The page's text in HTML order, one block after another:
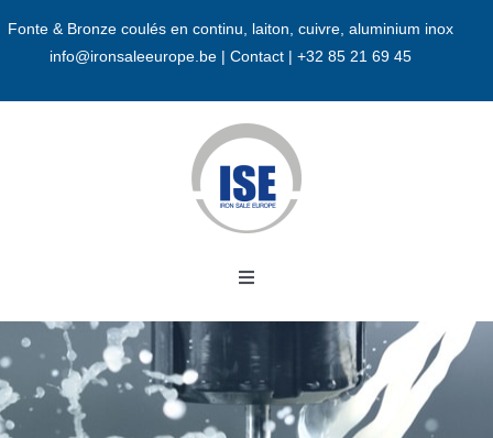
Fonte & Bronze coulés en continu, laiton, cuivre, aluminium inox
info@ironsaleeurope.be| Contact | +32 85 21 69 45
Toggle
A propos